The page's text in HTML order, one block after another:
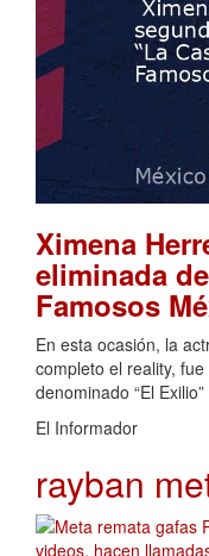
Ximena
eliminada
Famosos
En esta ocasión, la
completo el reality,
denominado “El Exilio”
El Informador
rayban